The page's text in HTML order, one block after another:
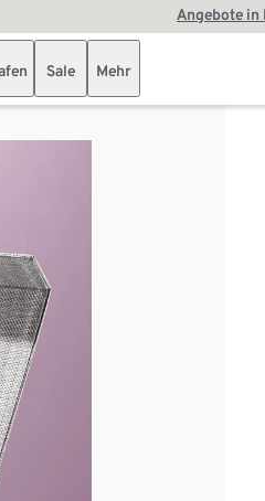
Angebote in
Sale Mehr